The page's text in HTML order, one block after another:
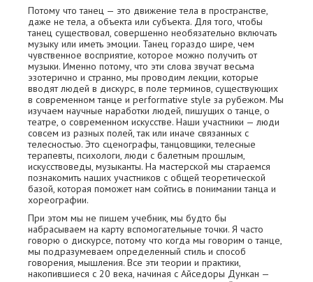
Потому что танец — это движение тела в пространстве,
даже не тела, а объекта или субъекта. Для того, чтобы
танец существовал, совершенно необязательно включать
музыку или иметь эмоции. Танец гораздо шире, чем
чувственное восприятие, которое можно получить от
музыки. Именно потому, что эти слова звучат весьма
эзотерично и странно, мы проводим лекции, которые
вводят людей в дискурс, в поле терминов, существующих
в современном танце и performative style за рубежом. Мы
изучаем научные наработки людей, пишущих о танце, о
театре, о современном искусстве. Наши участники — люди
совсем из разных полей, так или иначе связанных с
телесностью. Это сценографы, танцовщики, телесные
терапевты, психологи, люди с балетным прошлым,
искусствоведы, музыканты. На мастерской мы стараемся
познакомить наших участников с общей теоретической
базой, которая поможет нам сойтись в понимании танца и
хореографии.
При этом мы не пишем учебник, мы будто бы
набрасываем на карту вспомогательные точки. Я часто
говорю о дискурсе, потому что когда мы говорим о танце,
мы подразумеваем определенный стиль и способ
говорения, мышления. Все эти теории и практики,
накопившиеся с 20 века, начиная с Айседоры Дункан —